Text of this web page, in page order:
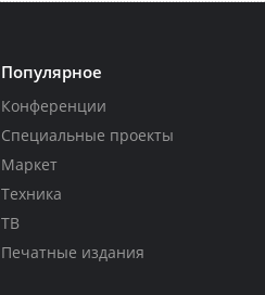
Популярное
Конференции
Специальные проекты
Маркет
Техника
ТВ
Печатные издания